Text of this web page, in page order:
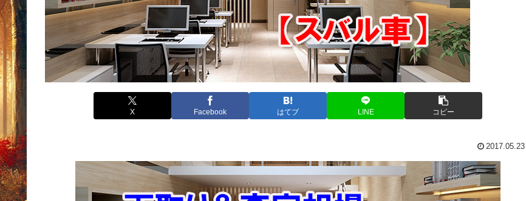
X Facebook はてブ LINE コピー
2017.05.23